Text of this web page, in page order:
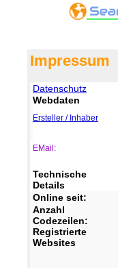
Impressum
Datenschutz
Webdaten
Ersteller / Inhaber
EMail:
Technische
Details
Online seit:
Anzahl
Codezeilen:
Registrierte
Websites